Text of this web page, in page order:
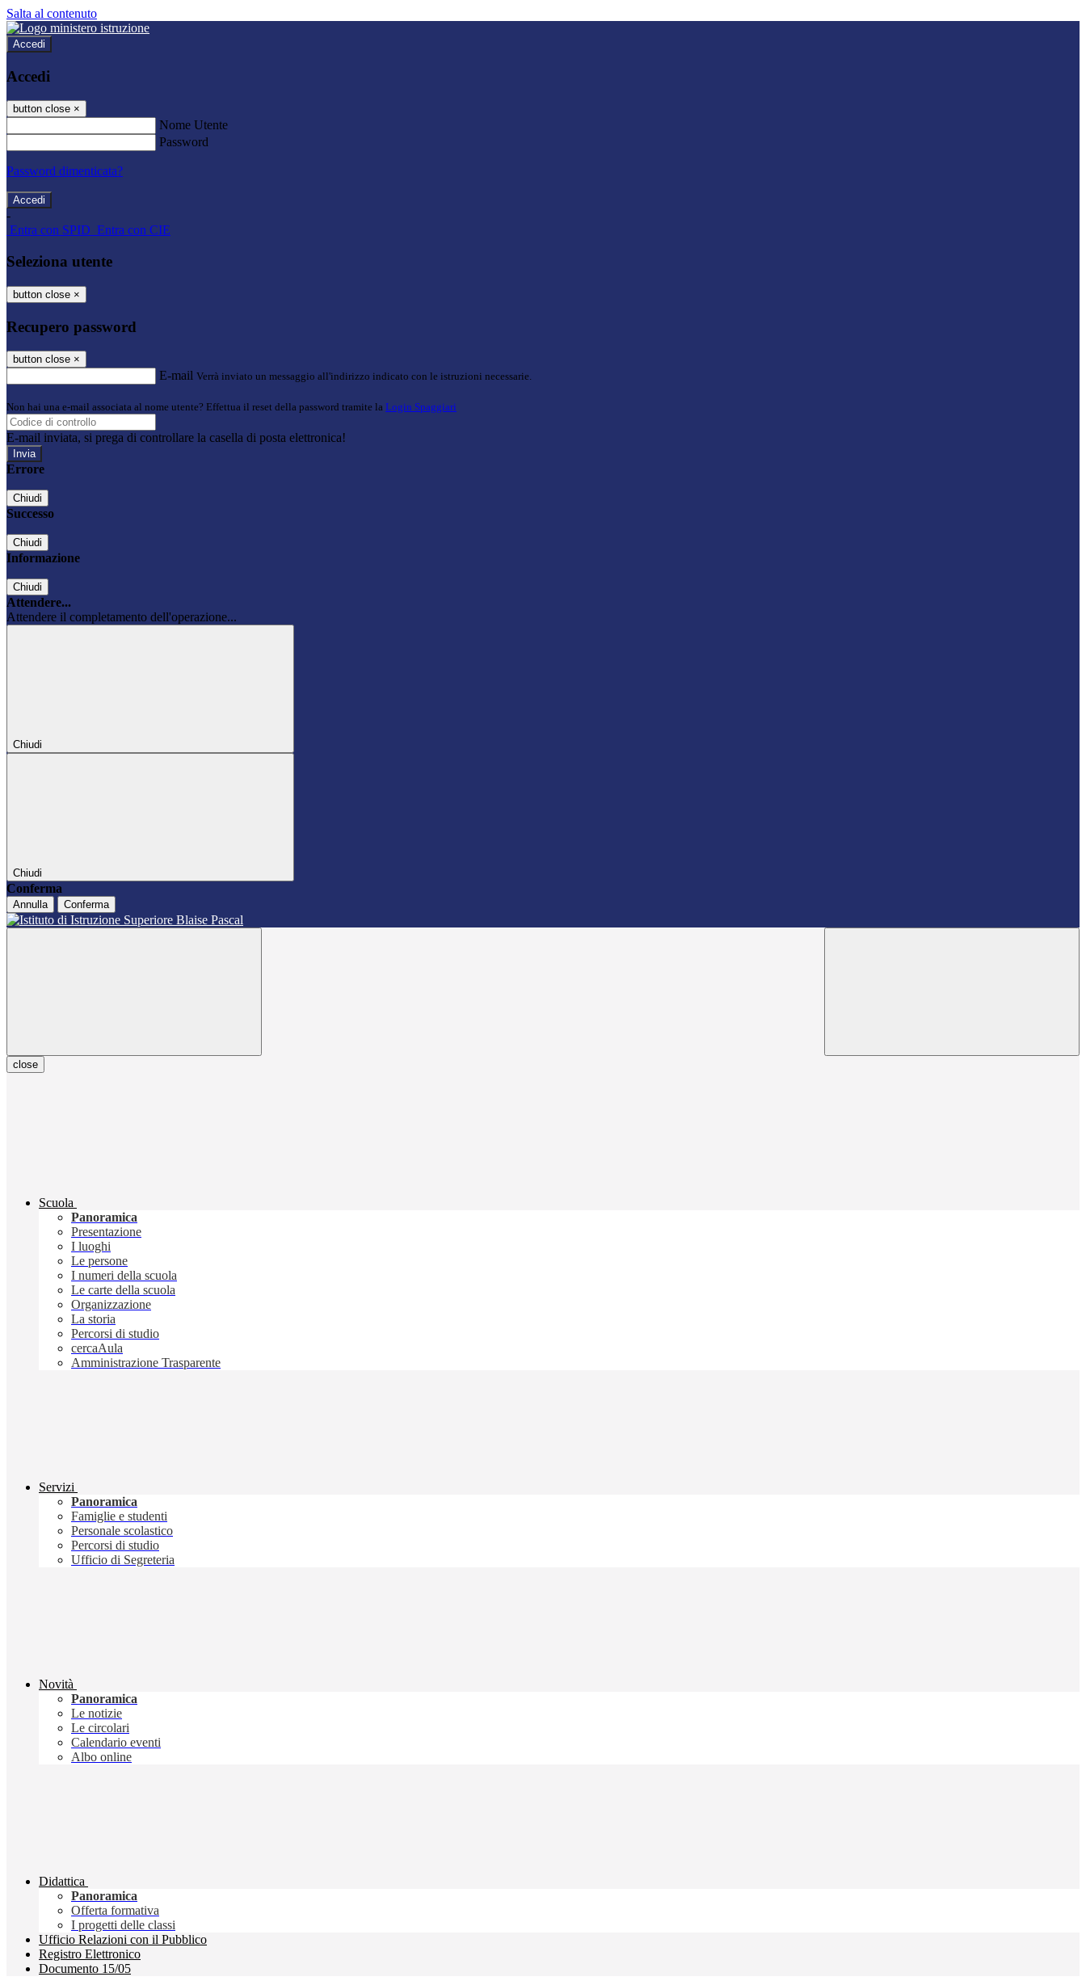
Salta al contenuto
Accedi
Accedi
button close ×
Nome Utente
Password
Password dimenticata?
-
Entra con SPID Entra con CIE
Seleziona utente
button close ×
Recupero password
button close ×
E-mail Verrà inviato un messaggio all'indirizzo indicato con le istruzioni necessarie.
Non hai una e-mail associata al nome utente? Effettua il reset della password tramite la Login Spaggiari
E-mail inviata, si prega di controllare la casella di posta elettronica!
Errore
Chiudi
Successo
Chiudi
Informazione
Chiudi
Attendere...
Attendere il completamento dell'operazione...
Chiudi
Chiudi
Conferma
Annulla Conferma
close
Scuola
Panoramica
Presentazione
I luoghi
Le persone
I numeri della scuola
Le carte della scuola
Organizzazione
La storia
Percorsi di studio
cercaAula
Amministrazione Trasparente
Servizi
Panoramica
Famiglie e studenti
Personale scolastico
Percorsi di studio
Ufficio di Segreteria
Novità
Panoramica
Le notizie
Le circolari
Calendario eventi
Albo online
Didattica
Panoramica
Offerta formativa
I progetti delle classi
Ufficio Relazioni con il Pubblico
Registro Elettronico
Documento 15/05